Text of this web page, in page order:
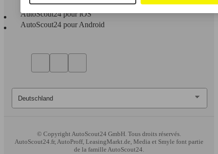
AutoScout24 pour iOS
AutoScout24 pour Android
© CopyrightAutoScout24 GmbH. Tous droits réservés.
AutoScout24.fr, AutoProff, LeasingMarkt.de, Media et Smyle font partie
de la famille AutoScout24.